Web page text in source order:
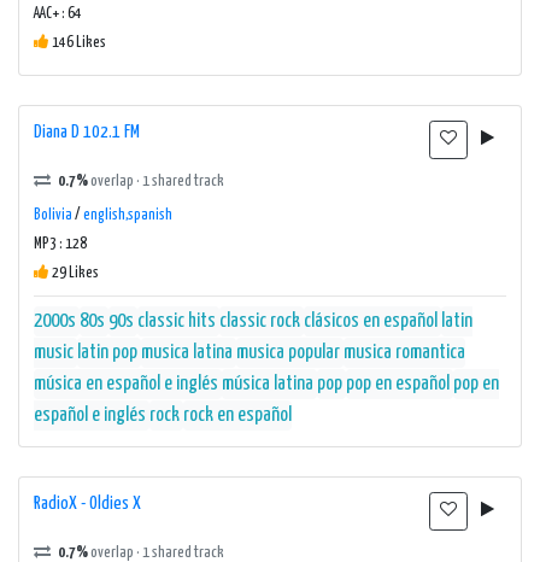
AAC+ : 64
146 Likes
Diana D 102.1 FM
0.7%overlap · 1 shared track
Bolivia / english,spanish
MP3 : 128
29 Likes
2000s 80s 90s classic hits classic rock clásicos en español latin
music latin pop musica latina musica popular musica romantica
música en español e inglés música latina pop pop en español pop en
español e inglés rock rock en español
RadioX - Oldies X
0.7%overlap · 1 shared track